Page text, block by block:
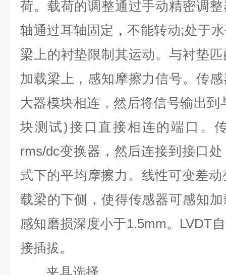
荷。载荷的调整通过手动精密调
轴通过耳轴固定，不能转动;处于
梁上的衬垫限制其运动。与衬垫
加载梁上，感知摩擦力信号。传
大器模块相连，然后将信号输出
块测试)接口直接相连的端口。
rms/dc变换器，然后连接到接口
式下的平均摩擦力。线性可变差
载梁的下侧，使得传感器可感知
感知磨损深度小于1.5mm。LVDT
接插拔。
夹具选择